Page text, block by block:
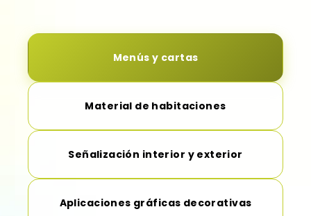
Menús y cartas
Material de habitaciones
Señalización interior y exterior
Aplicaciones gráficas decorativas